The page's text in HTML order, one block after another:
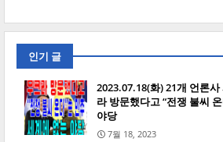
인기 글
2023.07.18(화) 21개 언론
라 방문했다고 “전쟁 불씨
야당
7월 18, 2023